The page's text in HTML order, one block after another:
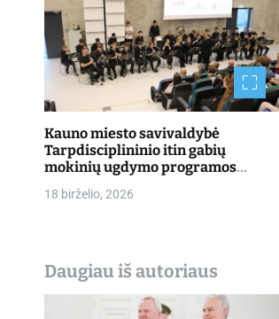
p
į
r
a
š
Kauno miesto savivaldybė
Tarpdisciplininio itin gabių
mokinių ugdymo programos
šventė
18 birželio, 2026
Daugiau iš autoriaus